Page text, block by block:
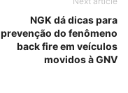
NGK dá dicas para
prevenção do fenômeno
back fire em veículos
movidos à GNV